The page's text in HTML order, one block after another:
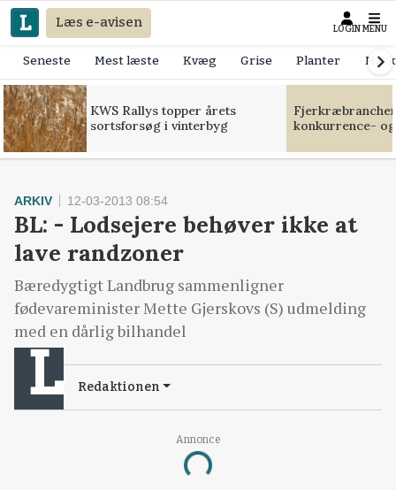
Læs e-avisen LOGIN MENU
Seneste Mest læste Kvæg Grise Planter
KWS Rallys topper årets
sortsforsøg i vinterbyg
konkurrence-
Annonce
ARKIV 12-03-2013 08:54
BL: - Lodsejere behøver ikke at
lave randzoner
Bæredygtigt Landbrug sammenligner
fødevareminister Mette Gjerskovs (S) udmelding
med en dårlig bilhandel
Redaktionen